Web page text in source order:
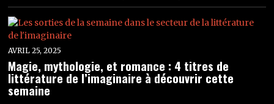
AVRIL 25, 2025
Magie, mythologie, et romance : 4 titres de
littérature de l’imaginaire à découvrir cette
semaine